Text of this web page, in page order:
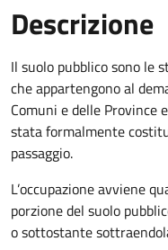
Descrizione
Il suolo pubblico sono le
che appartengono al
Comuni e delle Province
stata formalmente
passaggio.
L’occupazione avviene
porzione del suolo
o sottostante